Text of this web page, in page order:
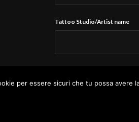
Tattoo Studio/Artist name
per essere sicuri che tu possa avere